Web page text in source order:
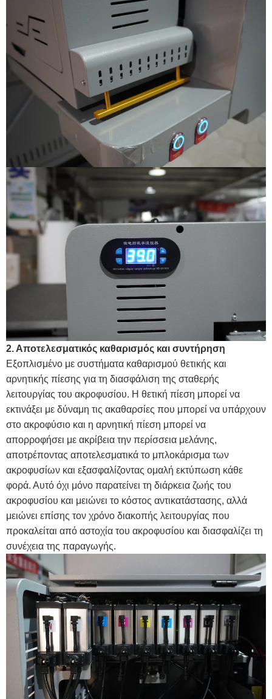
2. Αποτελεσματικός καθαρισμός και συντήρηση
Εξοπλισμένο με συστήματα καθαρισμού θετικής και
αρνητικής πίεσης για τη διασφάλιση της σταθερής
λειτουργίας του ακροφυσίου. Η θετική πίεση μπορεί να
εκτινάξει με δύναμη τις ακαθαρσίες που μπορεί να υπάρχουν
στο ακροφύσιο και η αρνητική πίεση μπορεί να
απορροφήσει με ακρίβεια την περίσσεια μελάνης,
αποτρέποντας αποτελεσματικά το μπλοκάρισμα των
ακροφυσίων και εξασφαλίζοντας ομαλή εκτύπωση κάθε
φορά. Αυτό όχι μόνο παρατείνει τη διάρκεια ζωής του
ακροφυσίου και μειώνει το κόστος αντικατάστασης, αλλά
μειώνει επίσης τον χρόνο διακοπής λειτουργίας που
προκαλείται από αστοχία του ακροφυσίου και διασφαλίζει τη
συνέχεια της παραγωγής.